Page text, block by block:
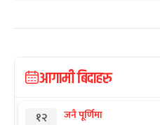
आगामी बिदाहरु
१२ जनै पूर्णिमा